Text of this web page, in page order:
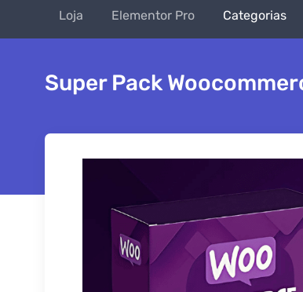
Loja Elementor Pro Categorias
Super Pack